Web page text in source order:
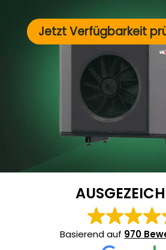
Jetzt Verfügbarkeit
Basierend auf 970